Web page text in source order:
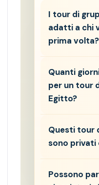
I tour di
adatti a chi
prima volta?
Quanti
per un tour
Egitto?
Questi tour
sono privati
Possono